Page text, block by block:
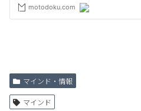
マインド・情報
マインド